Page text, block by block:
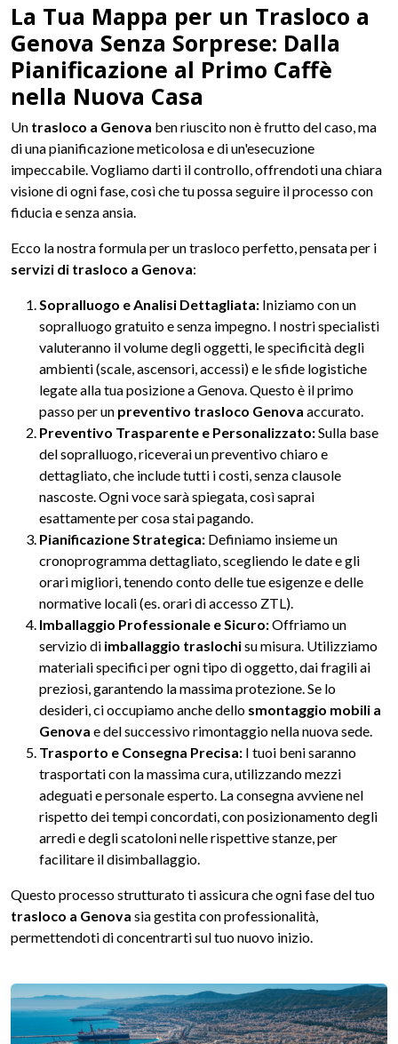
La Tua Mappa per un Trasloco a
Genova Senza Sorprese: Dalla
Pianificazione al Primo Caffè
nella Nuova Casa
Un trasloco a Genova ben riuscito non è frutto del caso, ma
di una pianificazione meticolosa e di un'esecuzione
impeccabile. Vogliamo darti il controllo, offrendoti una chiara
visione di ogni fase, così che tu possa seguire il processo con
fiducia e senza ansia.
Ecco la nostra formula per un trasloco perfetto, pensata per i
servizi di trasloco a Genova:
Sopralluogo e Analisi Dettagliata: Iniziamo con un
sopralluogo gratuito e senza impegno. I nostri specialisti
valuteranno il volume degli oggetti, le specificità degli
ambienti (scale, ascensori, accessi) e le sfide logistiche
legate alla tua posizione a Genova. Questo è il primo
passo per un preventivo trasloco Genova accurato.
Preventivo Trasparente e Personalizzato:Sulla base
del sopralluogo, riceverai un preventivo chiaro e
dettagliato, che include tutti i costi, senza clausole
nascoste. Ogni voce sarà spiegata, così saprai
esattamente per cosa stai pagando.
Pianificazione Strategica: Definiamo insieme un
cronoprogramma dettagliato, scegliendo le date e gli
orari migliori, tenendo conto delle tue esigenze e delle
normative locali (es. orari di accesso ZTL).
Imballaggio Professionale e Sicuro:Offriamo un
servizio di imballaggio traslochisu misura. Utilizziamo
materiali specifici per ogni tipo di oggetto, dai fragili ai
preziosi, garantendo la massima protezione. Se lo
desideri, ci occupiamo anche dello smontaggio mobili a
Genova e del successivo rimontaggio nella nuova sede.
Trasporto e Consegna Precisa: I tuoi beni saranno
trasportati con la massima cura, utilizzando mezzi
adeguati e personale esperto. La consegna avviene nel
rispetto dei tempi concordati, con posizionamento degli
arredi e degli scatoloni nelle rispettive stanze, per
facilitare il disimballaggio.
Questo processo strutturato ti assicura che ogni fase del tuo
trasloco a Genova sia gestita con professionalità,
permettendoti di concentrarti sul tuo nuovo inizio.